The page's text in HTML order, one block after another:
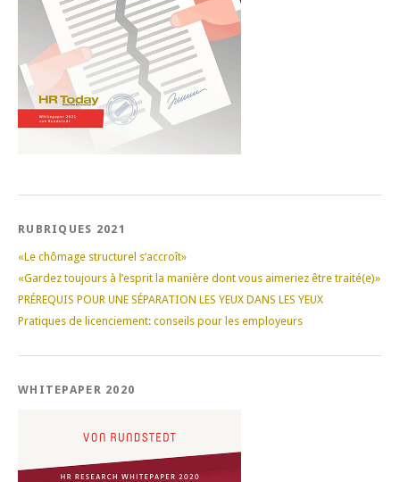
RUBRIQUES 2021
«Le chômage structurel s‘accroît»
«Gardez toujours à l’esprit la manière dont vous aimeriez être traité(e)»
PRÉREQUIS POUR UNE SÉPARATION LES YEUX DANS LES YEUX
Pratiques de licenciement: conseils pour les employeurs
WHITEPAPER 2020